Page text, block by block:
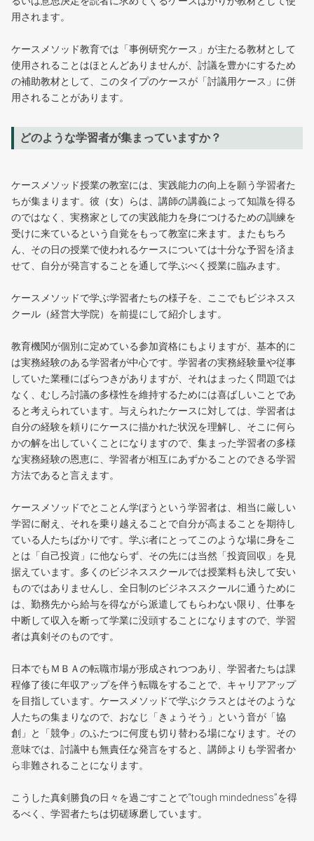
用されます。
ケースメソッド教育では「事例研究ケース」が主たる教材として
使用されることはほとんどありませんが、討議を豊かにするため
の補助教材として、このタイプのケースが「討議用ケース」に併
用されることがあります。
どのような学習者が集まっていますか？
ケースメソッド授業の教室には、実践能力の向上を願う学習者た
ちが集まります。彼（女）らは、講師の講義によって知識を得る
のではなく、実務家としての実践能力を身につけるための訓練を
受けに来ているという自覚をもって教室に来ます。またもちろ
ん、その日の授業で使われるケースについては十分な予習を済ま
せて、自分が発言することを通して学ぶべく授業に臨みます。
ケースメソッドで学ぶ学習者たちの様子を、ここでもビジネスス
クール（経営大学院）を前提にして紹介します。
教育機関が個別に定めている参加資格にもよりますが、基本的に
は実務経験のある学習者が中心です。学習者の実務経験量や従事
していた業種にばらつきがありますが、それはまったく問題では
なく、むしろ討議の多様性を維持するためには喜ばしいことであ
ると考えられています。与えられたケースに対しては、学習者は
自分の経験を頼りにケースに描かれた状況を理解し、そこに何ら
かの解を出していくことになりますので、集まった学習者の多様
な実務経験の恩恵に、学習者が相互にあずかることのできる学習
方法であると言えます。
ケースメソッドでとことん学ぼうという学習者は、相当に厳しい
学習に耐え、それを乗り越えることで自分が高まることを期待し
ている人たちばかりです。学ぶ者にとってこのような場に身をこ
とは「自己投資」に他ならず、その先には当然「投資回収」を見
据えています。多くのビジネススクールでは授業料も決して安い
ものではありませんし、全日制のビジネススクールに通うために
は、勤務先から給与を得ながら派遣してもらわない限り、仕事を
中断して収入を断って学業に没頭することになりますので、学習
者は真剣そのものです。
日本でもＭＢＡの転職市場が形成されつつあり、学習者たちは課
程修了後に年収アップを伴う転職をすることで、キャリアアップ
を目指しています。ケースメソッドで学ぶクラスとはそのような
人たちの集まりなので、おなじ「きょうそう」という音が「協
創」と「競争」のふたつに何度も切り替わる場になります。その
意味では、討議中も無責任な発言をすると、講師よりも学習者か
ら非難されることになります。
こうした真剣勝負の日々を過ごすことで“tough mindedness”を得
るべく、学習者たちは切磋琢磨しています。